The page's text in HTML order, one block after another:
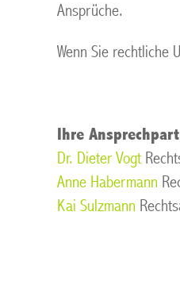
Ansprüche.
Wenn Sie rechtliche
Ihre
Dr. Dieter Vogt
Anne Habermann
Kai Sulzmann